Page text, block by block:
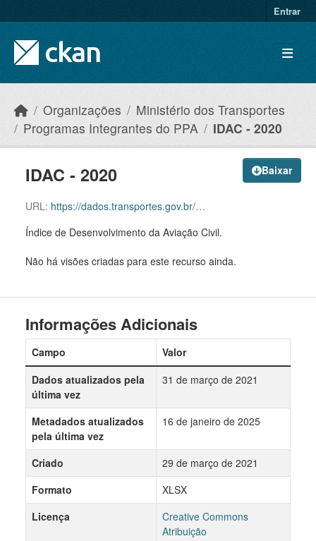
Entrar
Organizações
Ministério dos Transportes
Programas Integrantes do PPA
IDAC - 2020
Baixar
IDAC - 2020
URL: https://dados.transportes.gov.br/dataset/87646424-0017-46f1-a9cf-db2a13ee1d67/resource/1ea91849-6b08-4fca-a1e4-37899096be14/download/idac-2020.xlsx
Índice de Desenvolvimento da Aviação Civil.
Não há visões criadas para este recurso ainda.
Informações Adicionais
Campo
Valor
Dados atualizados pela
última vez
31 de março de 2021
Metadados atualizados
pela última vez
16 de janeiro de 2025
Criado
29 de março de 2021
Formato
XLSX
Licença
Creative Commons
Atribuição